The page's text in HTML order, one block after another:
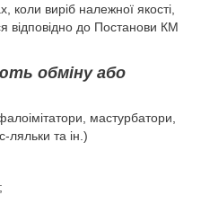
коли виріб належної якості,
відповідно до Постанови КМ
обміну або
мастурбатори,
ляльки та ін.)